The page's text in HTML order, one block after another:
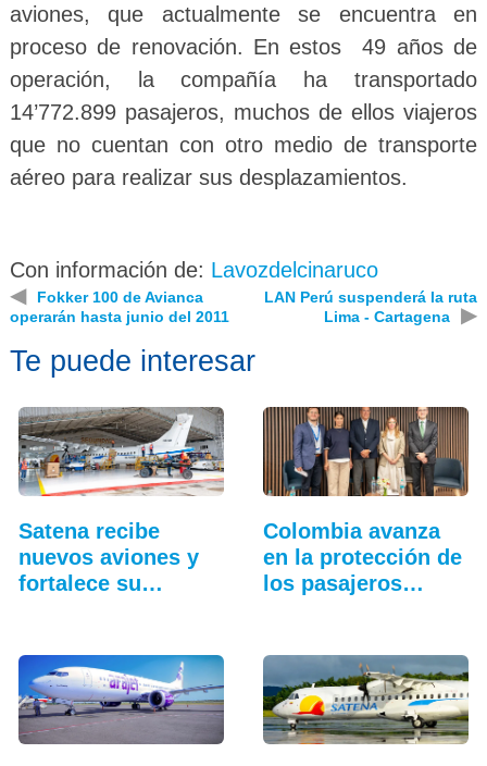
aviones, que actualmente se encuentra en
proceso de renovación. En estos 49 años de
operación, la compañía ha transportado
14’772.899 pasajeros, muchos de ellos viajeros
que no cuentan con otro medio de transporte
aéreo para realizar sus desplazamientos.
Con información de: Lavozdelcinaruco
◀
Fokker 100 de Avianca
operarán hasta junio del 2011
LAN Perú suspenderá la ruta
Lima - Cartagena
▶
Te puede interesar
Satena recibe
nuevos aviones y
fortalece su
Colombia avanza
en la protección de
los pasajeros…